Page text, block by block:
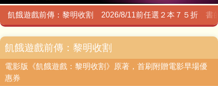
飢餓遊戲前傳：黎明收割 2026/8/11前任選２本７５折 書
飢餓遊戲前傳：黎明收割
電影版《飢餓遊戲：黎明收割》原著，首刷附贈電影早場優
惠券